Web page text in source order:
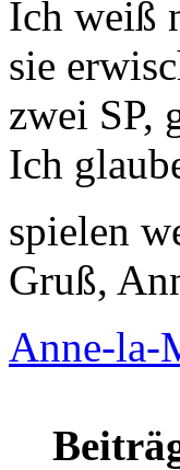
Ich weiß
sie
zwei SP,
Ich
spielen
Gruß,
Anne-la-